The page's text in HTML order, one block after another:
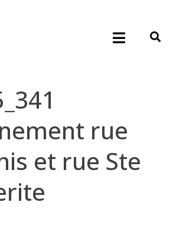
rue
et rue Ste